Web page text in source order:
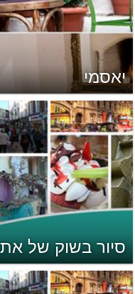
יאסמי
סיור בשוק של